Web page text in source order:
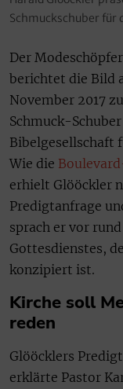
Schmuckschuber für
Der
berichtet die Bild
November 2017
Schmuck-
Bibelgesellschaft
Wie die
erhielt Glööckler
Predigtanfrage
sprach er vor
Gottesdienstes,
konzipiert ist.
Kirche soll
reden
Glööcklers
erklärte Pastor